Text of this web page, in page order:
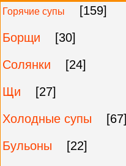
Горячие супы
[159]
Борщи
[30]
Солянки
[24]
Щи
[27]
Холодные супы
[67]
Бульоны
[22]